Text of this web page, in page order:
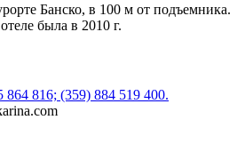
Банско, в 100 м от подъемника.
была в 2010 г.
864 816; (359) 884 519 400.